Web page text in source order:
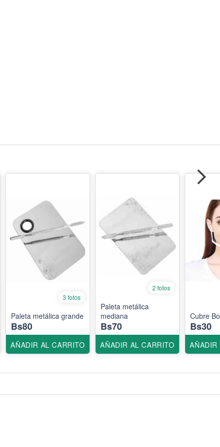
3 fotos
Paleta metálica grande
Bs80
AÑADIR AL CARRITO
2 fotos
Paleta metálica
mediana
Bs70
AÑADIR AL CARRITO
Cubre
Bs30
AÑADIR